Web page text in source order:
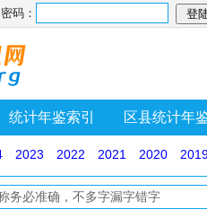
密码：
统计年鉴索引 区县统计年
2023 2022 2021 2020